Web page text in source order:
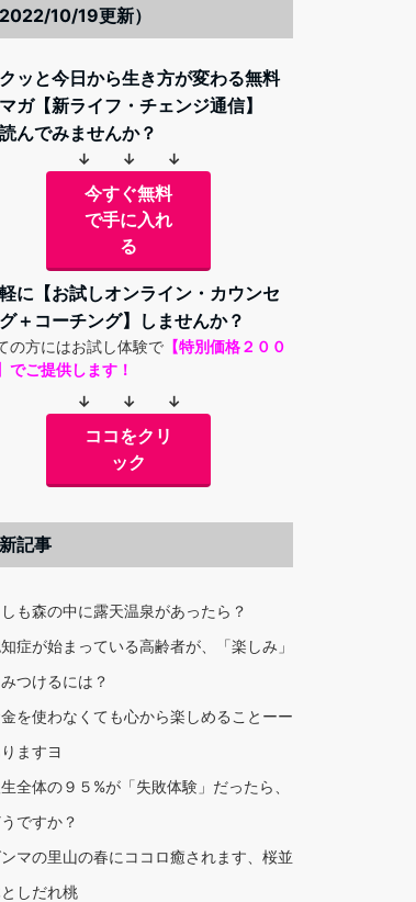
2022/10/19更新）
ッと今日から生き方が変わる無料
ガ【新ライフ・チェンジ通信】
んでみませんか？
↓ ↓ ↓
今すぐ無料
で手に入れ
る
に【お試しオンライン・カウンセ
＋コーチング】しませんか？
の方にはお試し体験で 【特別価格２００
でご提供します！
↓ ↓ ↓
ココをクリ
ック
記事
も森の中に露天温泉があったら？
症が始まっている高齢者が、「楽しみ」
つけるには？
を使わなくても心から楽しめることーー
ますヨ
生全体の９５%が「失敗体験」だったら、
ですか？
マの里山の春にココロ癒されます、桜並
しだれ桃